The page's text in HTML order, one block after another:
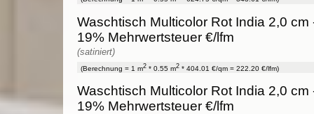
Waschtisch Multicolor Rot India 2,0 cm
19% Mehrwertsteuer €/lfm
(satiniert)
(Berechnung = 1 m2 * 0.55 m2 * 404.01 €/qm = 222.20 €/lfm)
Waschtisch Multicolor Rot India 2,0 cm
19% Mehrwertsteuer €/lfm